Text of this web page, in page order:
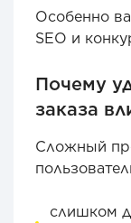
Особенно
SEO и
Почему
заказа
Сложный
слишком